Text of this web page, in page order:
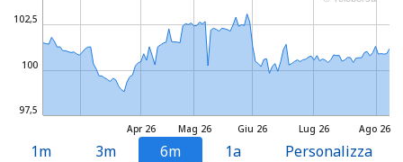
Mag 26 Lug 26
Apr 26 Giu 26 Ago 26
97,5
100
102,5
1m 3m 6m 1a Personalizza